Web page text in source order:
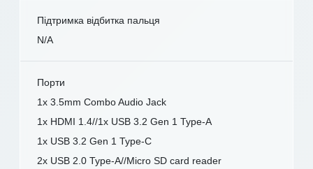
Підтримка відбитка пальця
N/A
Порти
1x 3.5mm Combo Audio Jack
1x HDMI 1.4//1x USB 3.2 Gen 1 Type-A
1x USB 3.2 Gen 1 Type-C
2x USB 2.0 Type-A//Micro SD card reader